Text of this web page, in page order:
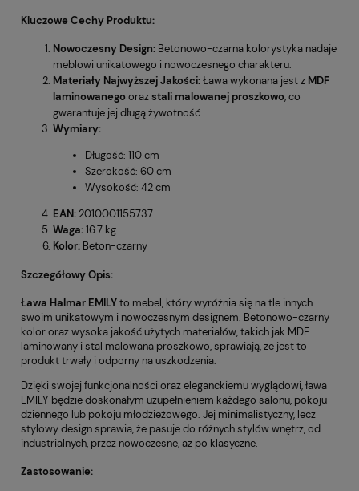
Kluczowe Cechy Produktu:
Nowoczesny Design: Betonowo-czarna kolorystyka nadaje
meblowi unikatowego i nowoczesnego charakteru.
Materiały Najwyższej Jakości:Ława wykonana jest z MDF
laminowanegoorazstali malowanej proszkowo, co
gwarantuje jej długą żywotność.
Wymiary:
Długość: 110 cm
Szerokość: 60 cm
Wysokość: 42 cm
EAN: 2010001155737
Waga:16.7 kg
Kolor: Beton-czarny
Szczegółowy Opis:
Ława Halmar EMILYto mebel, który wyróżnia się na tle innych
swoim unikatowym i nowoczesnym designem. Betonowo-czarny
kolor oraz wysoka jakość użytych materiałów, takich jak MDF
laminowany i stal malowana proszkowo, sprawiają, że jest to
produkt trwały i odporny na uszkodzenia.
Dzięki swojej funkcjonalności oraz eleganckiemu wyglądowi, ława
EMILY będzie doskonałym uzupełnieniem każdego salonu, pokoju
dziennego lub pokoju młodzieżowego. Jej minimalistyczny, lecz
stylowy design sprawia, że pasuje do różnych stylów wnętrz, od
industrialnych, przez nowoczesne, aż po klasyczne.
Zastosowanie: